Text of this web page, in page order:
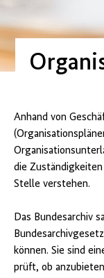
Anhand von
die
Stelle verstehen.
Das Bundesarchiv
können. Sie sind
prüft, ob